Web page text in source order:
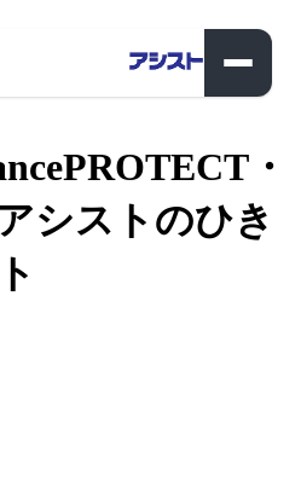
・
シストのひき